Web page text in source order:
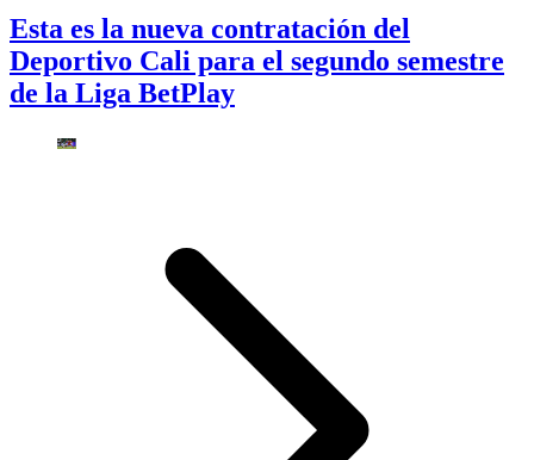
Esta es la nueva contratación del
Deportivo Cali para el segundo semestre
de la Liga BetPlay